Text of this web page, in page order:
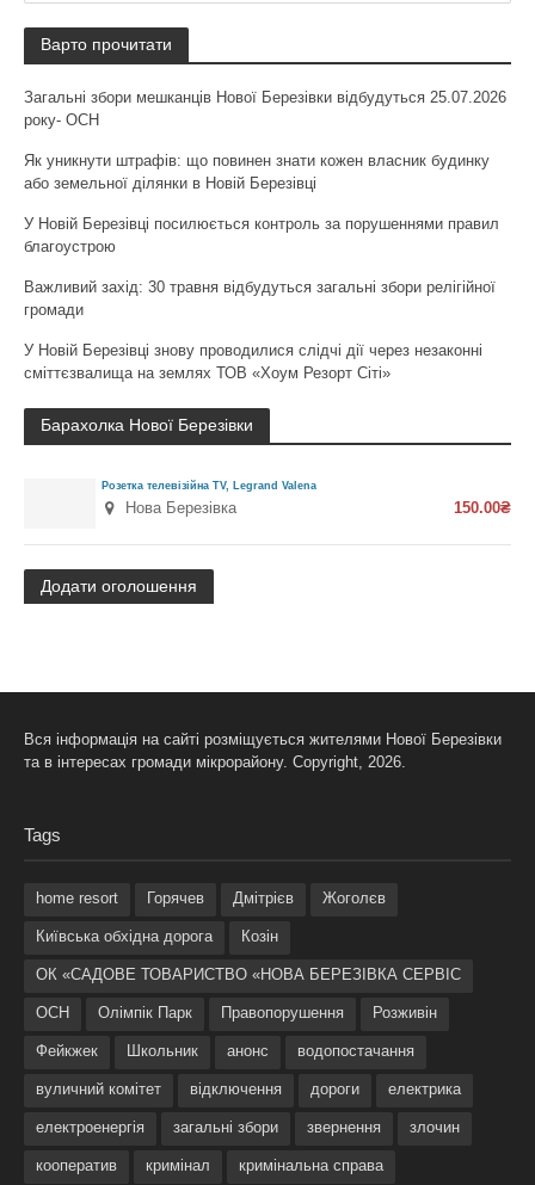
Варто прочитати
Загальні збори мешканців Нової Березівки відбудуться 25.07.2026
року- ОСН
Як уникнути штрафів: що повинен знати кожен власник будинку
або земельної ділянки в Новій Березівці
У Новій Березівці посилюється контроль за порушеннями правил
благоустрою
Важливий захід: 30 травня відбудуться загальні збори релігійної
громади
У Новій Березівці знову проводилися слідчі дії через незаконні
сміттєзвалища на землях ТОВ «Хоум Резорт Сіті»
Барахолка Нової Березівки
Розетка телевізійна TV, Legrand Valena
Нова Березівка 150.00₴
Додати оголошення
Вся інформація на сайті розміщується жителями Нової Березівки
та в інтересах громади мікрорайону. Copyright, 2026.
Tags
home resort Горячев Дмітрієв Жоголєв
Київська обхідна дорога Козін
ОК «САДОВЕ ТОВАРИСТВО «НОВА БЕРЕЗІВКА СЕРВІС
ОСН Олімпік Парк Правопорушення Розживін
Фейкжек Школьник анонс водопостачання
вуличний комітет відключення дороги електрика
електроенергія загальні збори звернення злочин
кооператив кримінал кримінальна справа